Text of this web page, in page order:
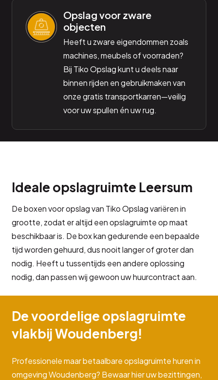
Opslag voor zware
objecten
Heeft u zware eigendommen zoals
machines, meubels of voorraden?
Bij Tiko Opslag kunt u deels naar
binnen rijden en gebruikmaken van
onze gratis transportkarren—veilig
voor uw spullen én uw rug.
Ideale opslagruimte Leersum
De boxen voor opslag van Tiko Opslag variëren in
grootte, zodat er altijd een opslagruimte op maat
beschikbaar is. De box kan gedurende een bepaalde
tijd worden gehuurd, dus nooit langer of groter dan
nodig. Heeft u tussentijds een andere oplossing
nodig, dan passen wij gewoon uw huurcontract aan.
De voordelige opslagruimte
vlakbij Woudenberg!
Professionele maar betaalbare opslagruimte huren in
omgeving Woudenberg? Bewaar hier uw bezittingen,